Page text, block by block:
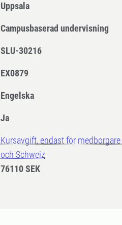
Uppsala
Campusbaserad undervisning
SLU-30216
EX0879
Engelska
Ja
Kursavgift, endast för medborgare
och Schweiz
76110 SEK